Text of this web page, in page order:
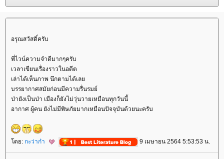
อรุณสวัสดิ์ครับ
พี่ไวน์ความจำดีมากๆครับ
เวลาเขียนเรื่องราวในอดีต
เล่าได้เห็นภาพ นึกตามได้เล
บรรยากาศสมัยก่อนมีความรื่นรมย์
ป่ายังเป็นป่า เมืองก็ยังไม่วุ่นวายเหมือนทุกวันนี้
อากาศ ผู้คน ยังไม่มีพิษภัยมากเหมือนปัจจุบันด้วยนะครับ
ดย: กะว่าก๋า 9 เมษายน 2564 5:53:53 น.